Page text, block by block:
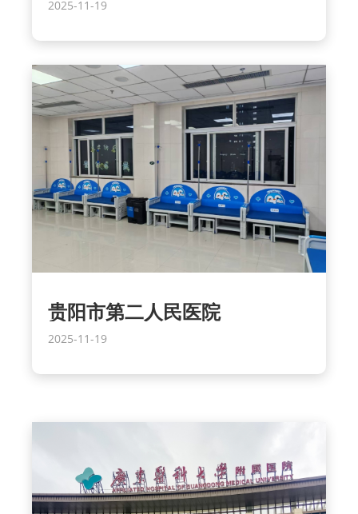
2025-11-19
贵阳市第二人民医院
2025-11-19